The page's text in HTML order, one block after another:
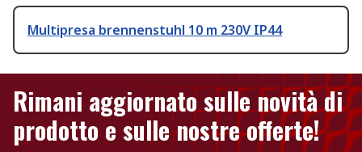
Multipresa brennenstuhl 10 m 230V IP44
Rimani aggiornato sulle novità di
prodotto e sulle nostre offerte!